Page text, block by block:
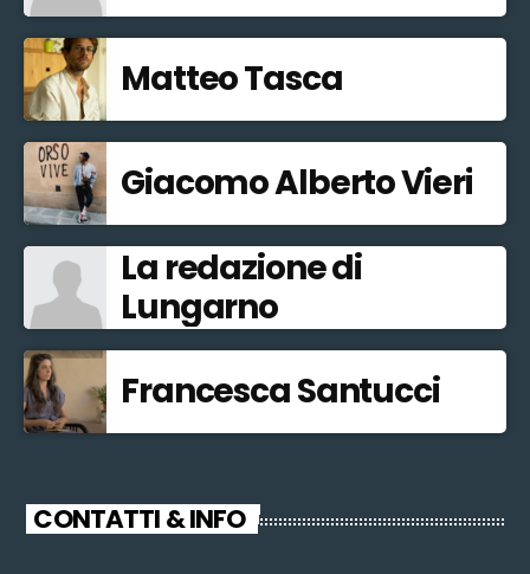
Matteo Tasca
Giacomo Alberto Vieri
La redazione di
Lungarno
Francesca Santucci
CONTATTI & INFO